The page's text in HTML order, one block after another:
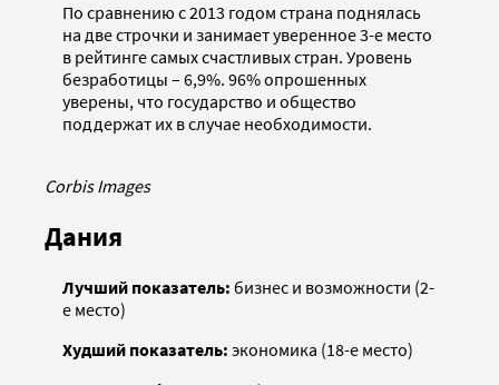
По сравнению с 2013 годом страна поднялась
на две строчки и занимает уверенное 3-е место
в рейтинге самых счастливых стран. Уровень
безработицы – 6,9%. 96% опрошенных
уверены, что государство и общество
поддержат их в случае необходимости.
Corbis Images
Дания
Лучший показатель: бизнес и возможности (2-
е место)
Худший показатель: экономика (18-е место)